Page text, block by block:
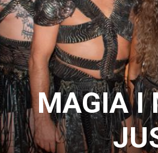
MAGIA I